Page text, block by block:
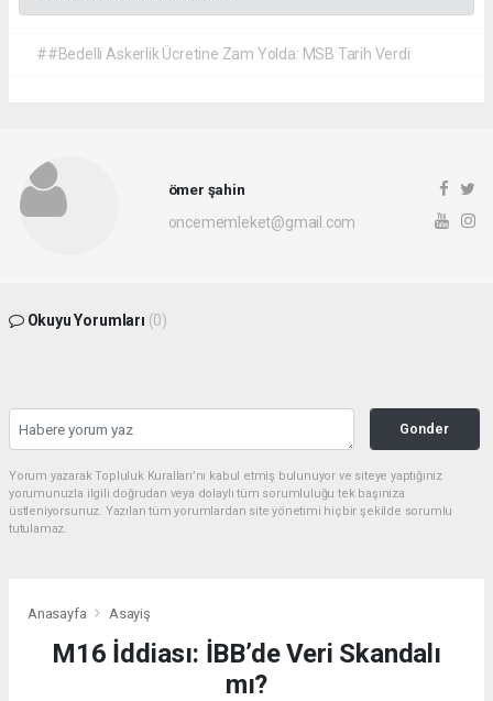
##Bedelli Askerlik Ücretine Zam Yolda: MSB Tarih Verdi
ömer şahin
oncememleket@gmail.com
Okuyu Yorumları (0)
Gonder
Yorum yazarak Topluluk Kuralları’nı kabul etmiş bulunuyor ve siteye yaptığınız
yorumunuzla ilgili doğrudan veya dolaylı tüm sorumluluğu tek başınıza
üstleniyorsunuz. Yazılan tüm yorumlardan site yönetimi hiçbir şekilde sorumlu
tutulamaz.
Anasayfa Asayiş
M16 İddiası: İBB’de Veri Skandalı
mı?